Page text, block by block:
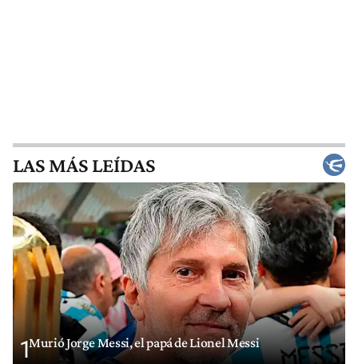
LAS MÁS LEÍDAS
1Murió Jorge Messi, el papá de Lionel Messi